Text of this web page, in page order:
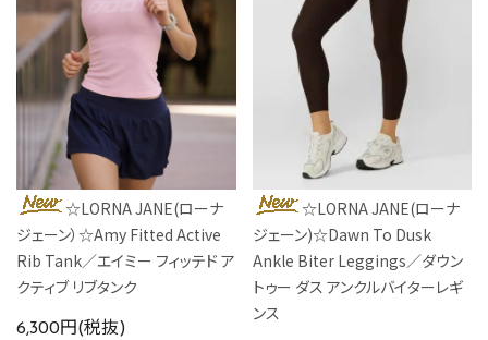
☆LORNA JANE(ローナ
ジェーン）☆Amy Fitted Active
Rib Tank／エイミー フィッテド ア
クティブ リブタンク
6,300円(税抜)
☆LORNA JANE(ローナ
ジェーン)☆Dawn To Dusk
Ankle Biter Leggings／ダウン
トゥー ダス アンクルバイターレギ
ンス